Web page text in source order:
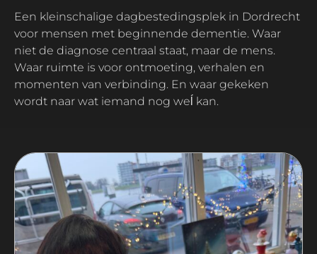
Een kleinschalige dagbestedingsplek in Dordrecht
voor mensen met beginnende dementie. Waar
niet de diagnose centraal staat, maar de mens.
Waar ruimte is voor ontmoeting, verhalen en
momenten van verbinding. En waar gekeken
wordt naar wat iemand nog weĺ kan.